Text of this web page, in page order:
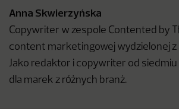
Anna Skwierzyńska
Copywriter w zespole Contented by
content marketingowej wydzielonej z
Jako redaktor i copywriter od
dla marek z różnych branż.